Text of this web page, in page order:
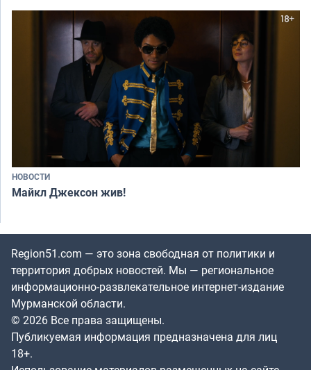
НОВОСТИ
Майкл Джексон жив!
Region51.com — это зона свободная от политики и
территория добрых новостей. Мы — региональное
информационно-развлекательное интернет-издание
Мурманской области.
© 2026 Все права защищены.
Публикуемая информация предназначена для лиц
18+.